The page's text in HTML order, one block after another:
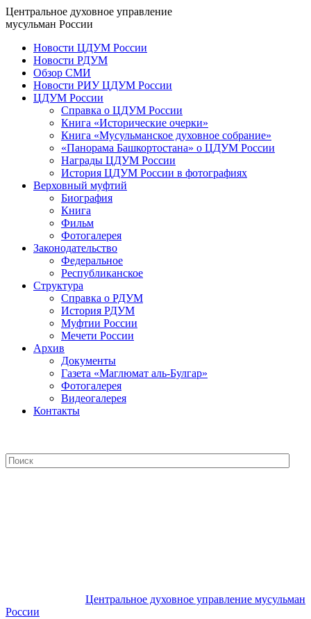
Центральное духовное управление
мусульман России
Новости ЦДУМ России
Новости РДУМ
Обзор СМИ
Новости РИУ ЦДУМ России
ЦДУМ России
Справка о ЦДУМ России
Книга «Исторические очерки»
Книга «Мусульманское духовное собрание»
«Панорама Башкортостана» о ЦДУМ России
Награды ЦДУМ России
История ЦДУМ России в фотографиях
Верховный муфтий
Биография
Книга
Фильм
Фотогалерея
Законодательство
Федеральное
Республиканское
Структура
Справка о РДУМ
История РДУМ
Муфтии России
Мечети России
Архив
Документы
Газета «Маглюмат аль-Булгар»
Фотогалерея
Видеогалерея
Контакты
Центральное духовное управление мусульман
России